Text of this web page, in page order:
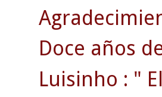
Doce años
Luisinho : "